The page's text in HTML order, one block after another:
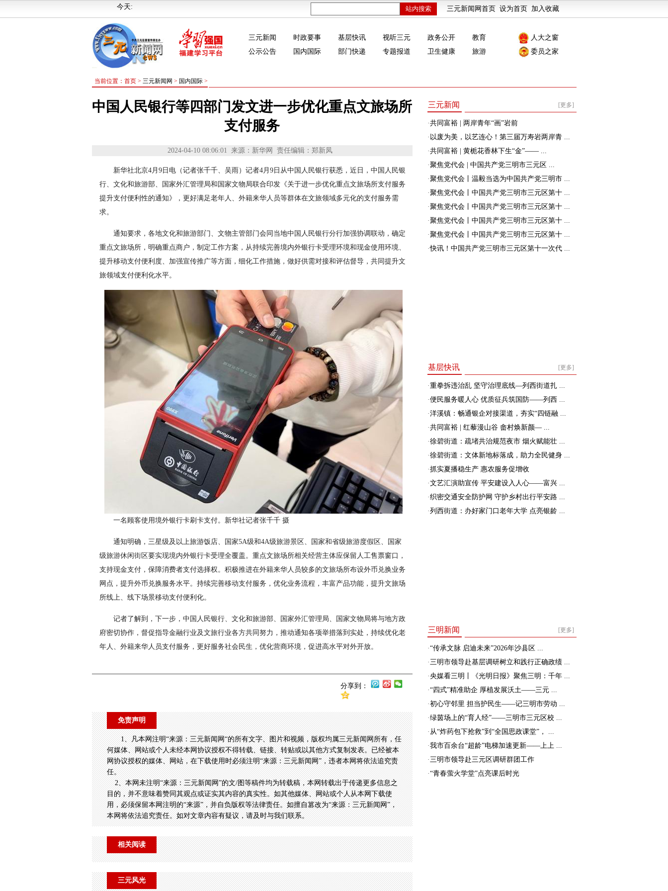
今天: 三元新闻网首页 设为首页 加入收藏
三元新闻 时政要事 基层快讯 视听三元 政务公开 教育
人大之窗
公示公告
国内国际 部门快递 专题报道 卫生健康 旅游 委员之家
当前位置：首页 > 三元新闻网 > 国内国际>
中国人民银行等四部门发文进一步优化重点文旅场所
支付服务
2024-04-10 08:06:01 来源：新华网 责任编辑：郑新凤
新华社北京4月9日电（记者张千千、吴雨）记者4月9日从中国人民银行获悉，近日，中国人民银
行、文化和旅游部、国家外汇管理局和国家文物局联合印发《关于进一步优化重点文旅场所支付服务
提升支付便利性的通知》，更好满足老年人、外籍来华人员等群体在文旅领域多元化的支付服务需
求。
通知要求，各地文化和旅游部门、文物主管部门会同当地中国人民银行分行加强协调联动，确定
重点文旅场所，明确重点商户，制定工作方案，从持续完善境内外银行卡受理环境和现金使用环境、
提升移动支付便利度、加强宣传推广等方面，细化工作措施，做好供需对接和评估督导，共同提升文
旅领域支付便利化水平。
一名顾客使用境外银行卡刷卡支付。新华社记者张千千 摄
通知明确，三星级及以上旅游饭店、国家5A级和4A级旅游景区、国家和省级旅游度假区、国家
级旅游休闲街区要实现境内外银行卡受理全覆盖。重点文旅场所相关经营主体应保留人工售票窗口，
支持现金支付，保障消费者支付选择权。积极推进在外籍来华人员较多的文旅场所布设外币兑换业务
网点，提升外币兑换服务水平。持续完善移动支付服务，优化业务流程，丰富产品功能，提升文旅场
所线上、线下场景移动支付便利化。
记者了解到，下一步，中国人民银行、文化和旅游部、国家外汇管理局、国家文物局将与地方政
府密切协作，督促指导金融行业及文旅行业各方共同努力，推动通知各项举措落到实处，持续优化老
年人、外籍来华人员支付服务，更好服务社会民生，优化营商环境，促进高水平对外开放。
分享到：
免责声明
1、凡本网注明“来源：三元新闻网“的所有文字、图片和视频，版权均属三元新闻网所有，任
何媒体、网站或个人未经本网协议授权不得转载、链接、转贴或以其他方式复制发表。已经被本
网协议授权的媒体、网站，在下载使用时必须注明“来源：三元新闻网”，违者本网将依法追究责
任。
2、本网未注明“来源：三元新闻网”的文/图等稿件均为转载稿，本网转载出于传递更多信息之
目的，并不意味着赞同其观点或证实其内容的真实性。如其他媒体、网站或个人从本网下载使
用，必须保留本网注明的“来源”，并自负版权等法律责任。如擅自篡改为“来源：三元新闻网”，
本网将依法追究责任。如对文章内容有疑议，请及时与我们联系。
相关阅读
三元风光
[更多]
三元新闻
·共同富裕 | 两岸青年“画”岩前
· 以废为美，以艺连心！第三届万寿岩两岸青 ...
·共同富裕 | 黄栀花香林下生“金”—— ...
·聚焦党代会 | 中国共产党三明市三元区 ...
·聚焦党代会丨温毅当选为中国共产党三明市 ...
·聚焦党代会丨中国共产党三明市三元区第十 ...
·聚焦党代会丨中国共产党三明市三元区第十 ...
·聚焦党代会丨中国共产党三明市三元区第十 ...
·聚焦党代会丨中国共产党三明市三元区第十 ...
·快讯！中国共产党三明市三元区第十一次代 ...
[更多]
基层快讯
·重拳拆违治乱 坚守治理底线—列西街道扎 ...
·便民服务暖人心 优质征兵筑国防——列西 ...
·洋溪镇：畅通银企对接渠道，夯实“四链融 ...
·共同富裕 | 红藜漫山谷 畲村焕新颜— ...
·徐碧街道：疏堵共治规范夜市 烟火赋能壮 ...
·徐碧街道：文体新地标落成，助力全民健身 ...
·抓实夏播稳生产 惠农服务促增收
·文艺汇演助宣传 平安建设入人心——富兴 ...
·织密交通安全防护网 守护乡村出行平安路 ...
·列西街道：办好家门口老年大学 点亮银龄 ...
[更多]
三明新闻
·“传承文脉 启迪未来”2026年沙县区 ...
·三明市领导赴基层调研树立和践行正确政绩 ...
·央媒看三明丨《光明日报》聚焦三明：千年 ...
·“四式”精准助企 厚植发展沃土——三元 ...
·初心守邻里 担当护民生——记三明市劳动 ...
·绿茵场上的“育人经”——三明市三元区校 ...
· 从“炸药包下抢救”到“全国思政课堂”， ...
·我市百余台“超龄”电梯加速更新——上上 ...
·三明市领导赴三元区调研群团工作
·“青春萤火学堂”点亮课后时光